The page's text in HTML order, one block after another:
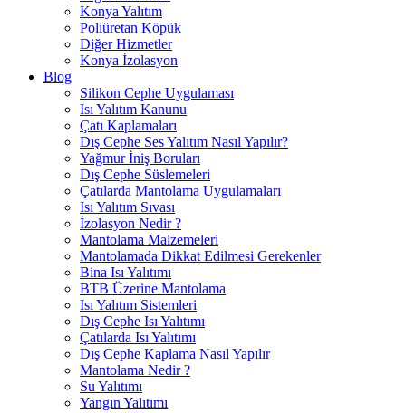
Konya Yalıtım
Poliüretan Köpük
Diğer Hizmetler
Konya İzolasyon
Blog
Silikon Cephe Uygulaması
Isı Yalıtım Kanunu
Çatı Kaplamaları
Dış Cephe Ses Yalıtım Nasıl Yapılır?
Yağmur İniş Boruları
Dış Cephe Süslemeleri
Çatılarda Mantolama Uygulamaları
Isı Yalıtım Sıvası
İzolasyon Nedir ?
Mantolama Malzemeleri
Mantolamada Dikkat Edilmesi Gerekenler
Bina Isı Yalıtımı
BTB Üzerine Mantolama
Isı Yalıtım Sistemleri
Dış Cephe Isı Yalıtımı
Çatılarda Isı Yalıtımı
Dış Cephe Kaplama Nasıl Yapılır
Mantolama Nedir ?
Su Yalıtımı
Yangın Yalıtımı